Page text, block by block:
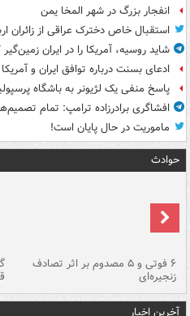
انفجار بزرگ در شهر المخا یمن
استقبال خاص دخترک عراقی از زائران
شاید روسیه، آمریکا را در ایران زمین‌گیر
ادعای بسنت درباره توافق ایران و آمریکا
پاسخ منفی یک لژیونر به باشگاه
افشاگری برادرزاده ترامپ: تمام
ماموریت در حال پایان است!
حوادث
۶ فوتی و ۵ مصدوم بر اثر تصادف
زنجیره‌ای
آخرین اخبار